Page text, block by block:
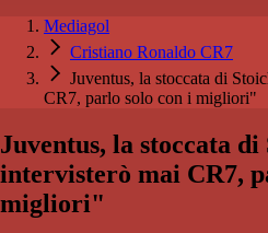
Mediagol
Cristiano Ronaldo CR7
Juventus, la stoccata di
CR7, parlo solo con i migliori"
Juventus, la stoccata
intervisterò mai CR7,
migliori"